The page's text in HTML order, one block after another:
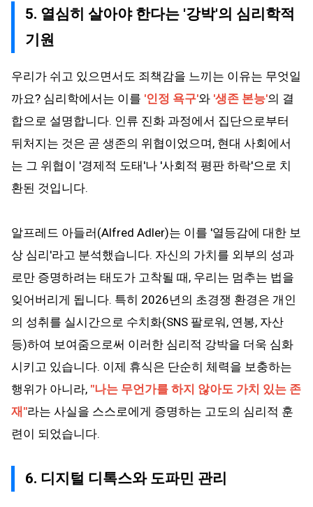
5. 열심히 살아야 한다는 '강박'의 심리학적
기원
우리가 쉬고 있으면서도 죄책감을 느끼는 이유는 무엇일
까요? 심리학에서는 이를 '인정 욕구'와 '생존 본능'의 결
합으로 설명합니다. 인류 진화 과정에서 집단으로부터
뒤처지는 것은 곧 생존의 위협이었으며, 현대 사회에서
는 그 위협이 '경제적 도태'나 '사회적 평판 하락'으로 치
환된 것입니다.
알프레드 아들러(Alfred Adler)는 이를 '열등감에 대한 보
상 심리'라고 분석했습니다. 자신의 가치를 외부의 성과
로만 증명하려는 태도가 고착될 때, 우리는 멈추는 법을
잊어버리게 됩니다. 특히 2026년의 초경쟁 환경은 개인
의 성취를 실시간으로 수치화(SNS 팔로워, 연봉, 자산
등)하여 보여줌으로써 이러한 심리적 강박을 더욱 심화
시키고 있습니다. 이제 휴식은 단순히 체력을 보충하는
행위가 아니라, "나는 무언가를 하지 않아도 가치 있는 존
재"라는 사실을 스스로에게 증명하는 고도의 심리적 훈
련이 되었습니다.
6. 디지털 디톡스와 도파민 관리